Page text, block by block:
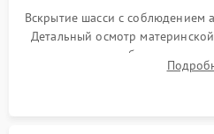
Вскрытие шасси с соблюдением
Детальный осмотр
контроллеров и блоков
повреждений,